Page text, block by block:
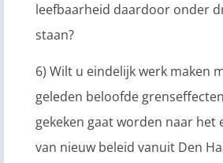
leefbaarheid daardoor onder
staan?
6) Wilt u eindelijk werk maken
geleden beloofde
gekeken gaat worden naar het
van nieuw beleid vanuit Den